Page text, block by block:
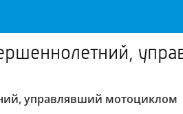
управлявший мотоциклом